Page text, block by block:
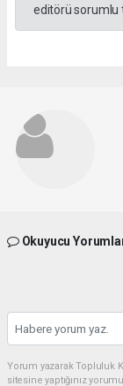
editörü sorumlu
Okuyucu
Yorum yazarak Topluluk
sitesine yaptığınız